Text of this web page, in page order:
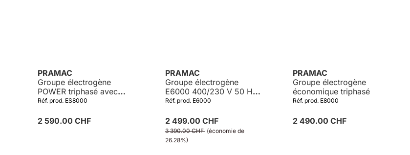
PRAMAC
Groupe électrogène
POWER triphasé avec
AVR
Réf. prod. ES8000
2 590.00 CHF
PRAMAC
Groupe électrogène
E6000 400/230 V 50 Hz
Triphasé DIESEL
Réf. prod. E6000
2 499.00 CHF
3 390.00 CHF (économie de
26.28%)
PRAMAC
Groupe électrogène
économique triphasé
Réf. prod. E8000
2 490.00 CHF